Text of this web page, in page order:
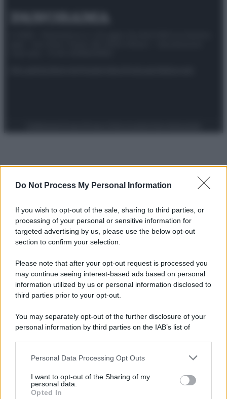
Do Not Process My Personal Information
If you wish to opt-out of the sale, sharing to third parties, or
processing of your personal or sensitive information for
targeted advertising by us, please use the below opt-out
section to confirm your selection.
Please note that after your opt-out request is processed you
may continue seeing interest-based ads based on personal
information utilized by us or personal information disclosed to
third parties prior to your opt-out.
You may separately opt-out of the further disclosure of your
personal information by third parties on the IAB’s list of
This information may also be disclosed by us to third parties
disclose it to other third parties.
Personal Data Processing Opt Outs
I want to opt-out of the Sharing of my
personal data.
Opted In